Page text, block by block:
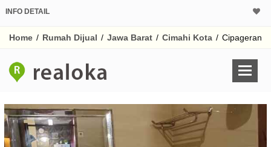
INFO DETAIL
Home / Rumah Dijual / Jawa Barat / Cimahi Kota / Cipageran
Harga Rp